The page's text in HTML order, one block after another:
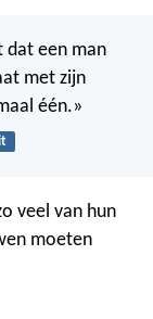
dat een man
met zijn
één.»
veel van hun
moeten